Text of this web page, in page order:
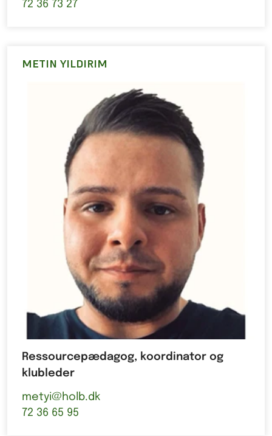
72 36 73 27
METIN YILDIRIM
Ressourcepædagog, koordinator og
klubleder
metyi@holb.dk
72 36 65 95